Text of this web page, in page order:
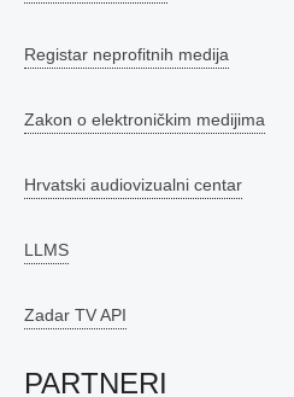
Registar neprofitnih medija
Zakon o elektroničkim medijima
Hrvatski audiovizualni centar
LLMS
Zadar TV API
PARTNERI